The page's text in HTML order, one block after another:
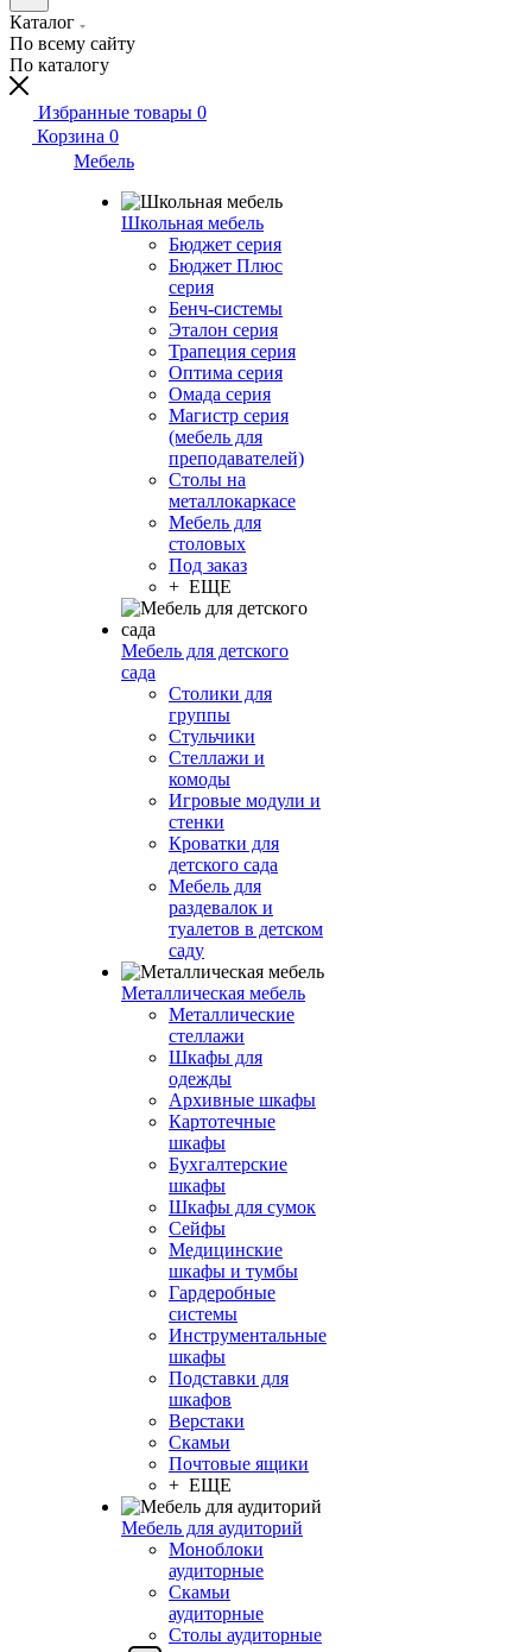
Каталог
По всему сайту
По каталогу
Избранные товары 0
Корзина 0
Мебель
Школьная мебель
Бюджет серия
Бюджет Плюс
серия
Бенч-системы
Эталон серия
Трапеция серия
Оптима серия
Омада серия
Магистр серия
(мебель для
преподавателей)
Столы на
металлокаркасе
Мебель для
столовых
Под заказ
+ ЕЩЕ
Мебель для детского
сада
Столики для
группы
Стульчики
Стеллажи и
комоды
Игровые модули и
стенки
Кроватки для
детского сада
Мебель для
раздевалок и
туалетов в детском
саду
Металлическая мебель
Металлические
стеллажи
Шкафы для
одежды
Архивные шкафы
Картотечные
шкафы
Бухгалтерские
шкафы
Шкафы для сумок
Сейфы
Медицинские
шкафы и тумбы
Гардеробные
системы
Инструментальные
шкафы
Подставки для
шкафов
Верстаки
Скамьи
Почтовые ящики
+ ЕЩЕ
Мебель для аудиторий
Моноблоки
аудиторные
Скамьи
аудиторные
Столы аудиторные